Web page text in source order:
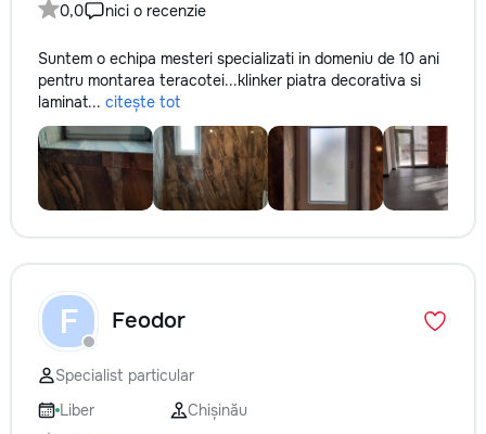
0,0
nici o recenzie
Suntem o echipa mesteri specializati in domeniu de 10 ani
pentru montarea teracotei...klinker piatra decorativa si
laminat... citește tot
F Feodor
Specialist particular
Liber
Chișinău